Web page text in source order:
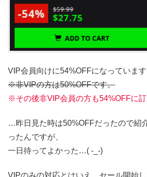
VIP会員向けに54%OFFになっています
※非VIPの方は50%OFFです。
※その後非VIP会員の方も54%OFFに訂
…昨日見た時は50%OFFだったので紹
ったんですが、
一日待ってよかった…( -_-)